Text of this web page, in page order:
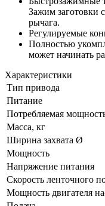
Зажим заготовки
рычага.
Регулируемые
Полностью
может начинать
Характеристики
Тип привода
Питание
Потребляемая
Масса, кг
Ширина захвата Ø
Мощность
Напряжение питания
Скорость ленточного
Мощность двигателя